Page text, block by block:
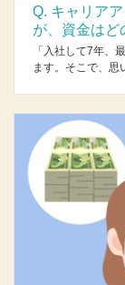
Q. キャリア
が、資金はど
「入社して7年、
ます。そこで、